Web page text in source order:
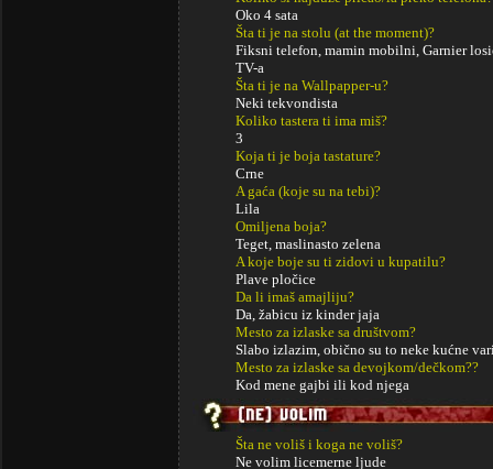
Oko 4 sata
Šta ti je na stolu (at the moment)?
Fiksni telefon, mamin mobilni, Garnier
TV-a
Šta ti je na Wallpapper-u?
Neki tekvondista
Koliko tastera ti ima miš?
3
Koja ti je boja tastature?
Crne
A gaća (koje su na tebi)?
Lila
Omiljena boja?
Teget, maslinasto zelena
A koje boje su ti zidovi u kupatilu?
Plave pločice
Da li imaš amajliju?
Da, žabicu iz kinder jaja
Mesto za izlaske sa društvom?
Slabo izlazim, obično su to neke kućne
Mesto za izlaske sa devojkom/dečkom??
Kod mene gajbi ili kod njega
Šta ne voliš i koga ne voliš?
Ne volim licemerne ljude